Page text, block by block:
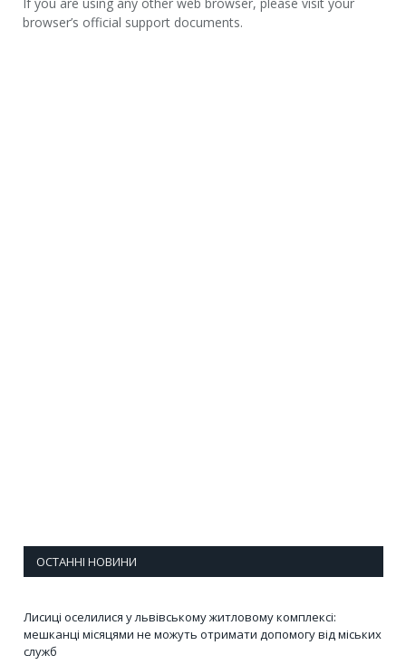
If you are using any other web browser, please visit your
browser’s official support documents.
ОСТАННІ НОВИНИ
Лисиці оселилися у львівському житловому комплексі:
мешканці місяцями не можуть отримати допомогу від міських
служб